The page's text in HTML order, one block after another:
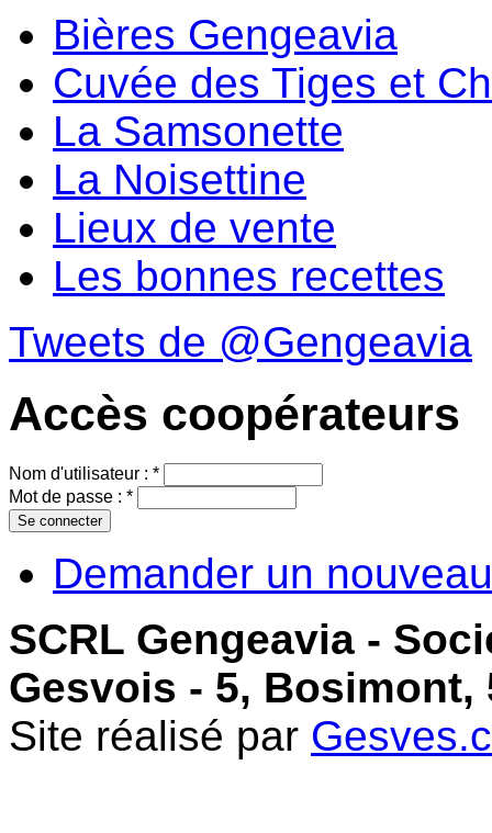
Bières Gengeavia
Cuvée des Tiges et
La Samsonette
La Noisettine
Lieux de vente
Les bonnes recettes
Tweets de @Gengeavia
Accès coopérateurs
Nom d'utilisateur : *
Mot de passe : *
Demander un
SCRL Gengeavia -
Gesvois - 5, Bosimont,
Site réalisé par